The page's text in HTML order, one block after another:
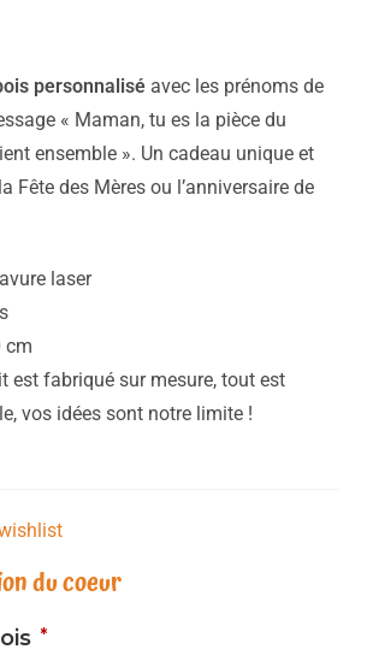
personnalisé avec les prénoms de
« Maman, tu es la pièce du
ensemble ». Un cadeau unique et
Fête des Mères ou l’anniversaire de
laser
cm
est fabriqué sur mesure, tout est
vos idées sont notre limite !
du coeur
*